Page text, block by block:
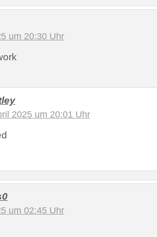
um 20:30 Uhr
2025 um 20:01 Uhr
um 02:45 Uhr